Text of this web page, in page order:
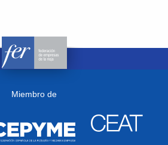
Miembro de